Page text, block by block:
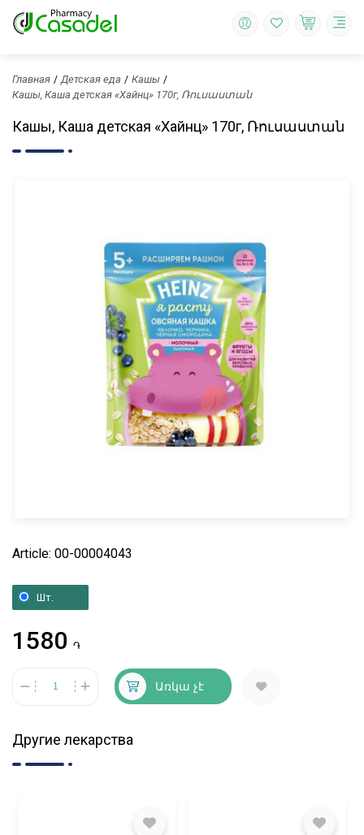
Главная Детская еда
Кашы
Кашы, Каша детская «Хайнц» 170г, Ռուսաստան
Кашы, Каша детская «Хайнц» 170г, Ռուսաստան
Article: 00-00004043
Шт.
1580 ֏
Առկա չէ
Другие лекарства